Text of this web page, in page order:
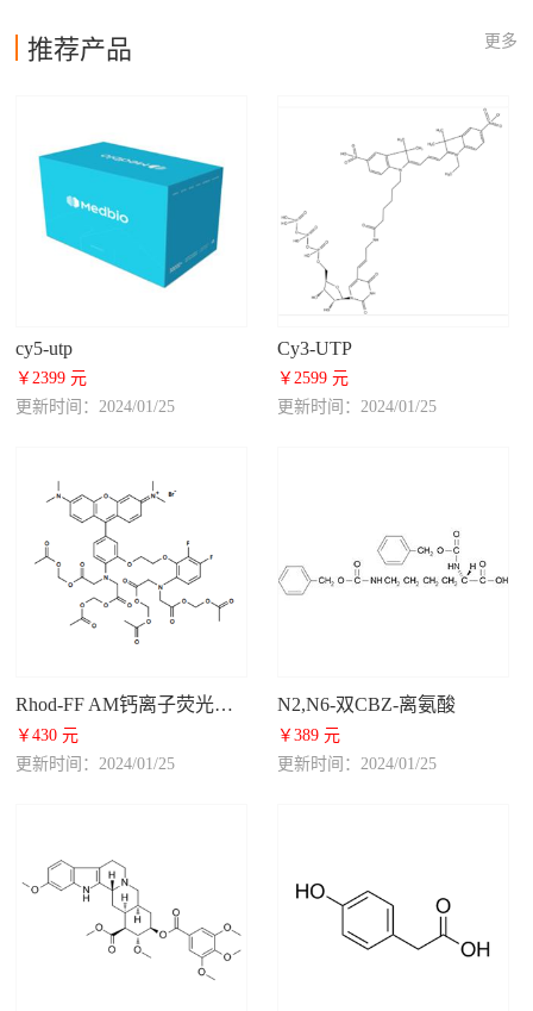
推荐产品 更多
cy5-utp
￥2399 元
更新时间：2024/01/25
Cy3-UTP
￥2599 元
更新时间：2024/01/25
Rhod-FF AM钙离子荧光探针
￥430 元
更新时间：2024/01/25
N2,N6-双CBZ-离氨酸
￥389 元
更新时间：2024/01/25